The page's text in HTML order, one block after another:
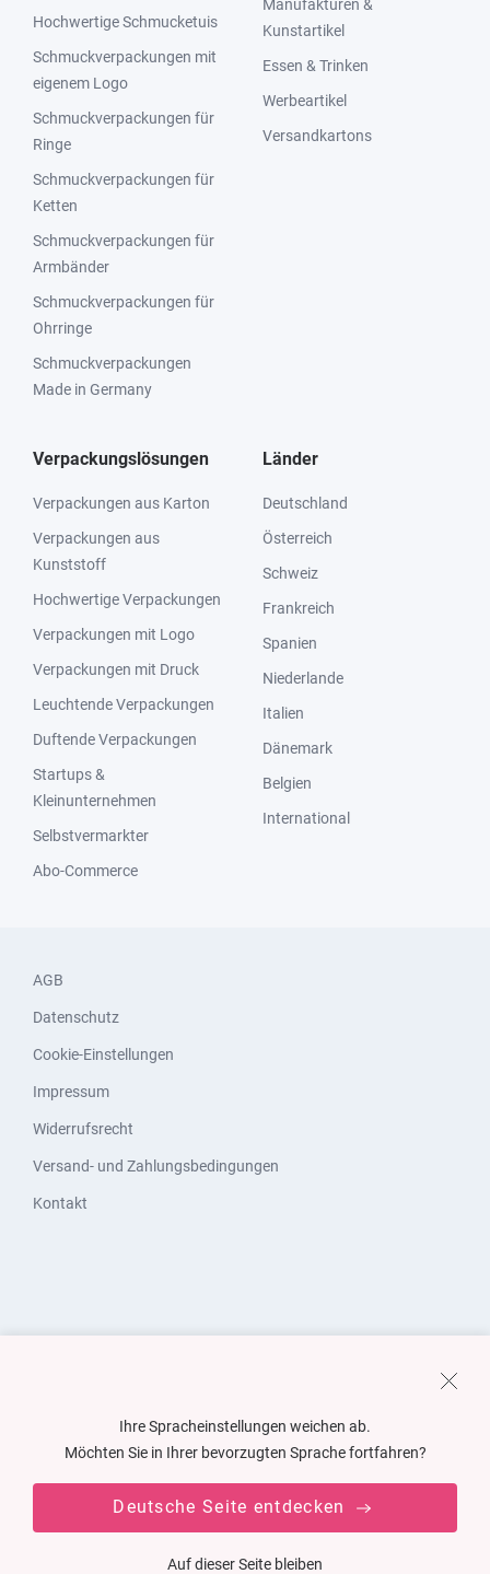
Hochwertige Schmucketuis
Schmuckverpackungen mit
eigenem Logo
Schmuckverpackungen für
Ringe
Schmuckverpackungen für
Ketten
Schmuckverpackungen für
Armbänder
Schmuckverpackungen für
Ohrringe
Schmuckverpackungen
Made in Germany
Manufakturen &
Kunstartikel
Essen & Trinken
Werbeartikel
Versandkartons
Verpackungslösungen
Verpackungen aus Karton
Verpackungen aus
Kunststoff
Hochwertige Verpackungen
Verpackungen mit Logo
Verpackungen mit Druck
Leuchtende Verpackungen
Duftende Verpackungen
Startups &
Kleinunternehmen
Selbstvermarkter
Abo-Commerce
Länder
Deutschland
Österreich
Schweiz
Frankreich
Spanien
Niederlande
Italien
Dänemark
Belgien
International
AGB
Datenschutz
Cookie-Einstellungen
Impressum
Widerrufsrecht
Versand- und Zahlungsbedingungen
Kontakt
Ihre Spracheinstellungen weichen ab.
Möchten Sie in Ihrer bevorzugten Sprache fortfahren?
Deutsche Seite entdecken
Auf dieser Seite bleiben